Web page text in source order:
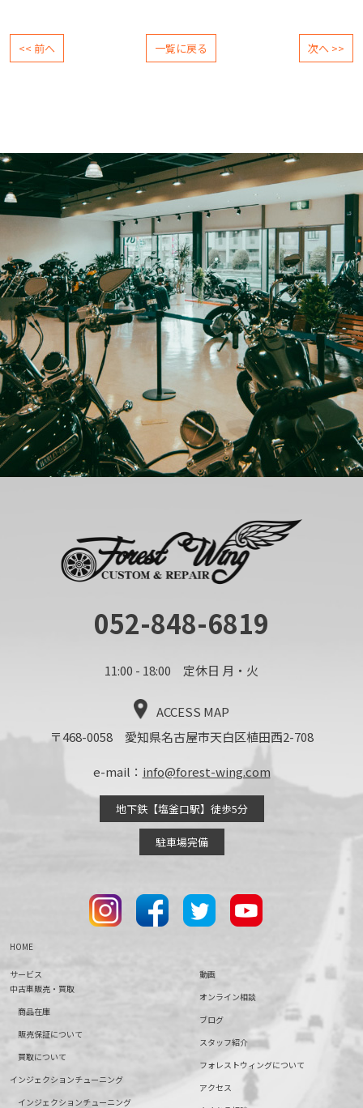
<< 前へ 一覧に戻る 次へ >>
052-848-6819
11:00 - 18:00 定休日 月・火
ACCESS MAP
〒468-0058 愛知県名古屋市天白区植田西2-708
e-mail： info@forest-wing.com
地下鉄【塩釜口駅】徒歩5分
駐車場完備
HOME
サービス
中古車販売・買取
商品在庫
販売保証について
買取について
インジェクションチューニング
インジェクションチューニング
動画
オンライン相談
ブログ
スタッフ紹介
フォレストウィングについて
アクセス